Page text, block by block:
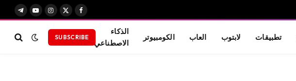
فيسبوك
X
الانستغرام
يوتيوبتيلقرام
تطبيقات لابتوب العاب الكومبيوتر
الذكاء
الاصطناعي
SUBSCRIBE